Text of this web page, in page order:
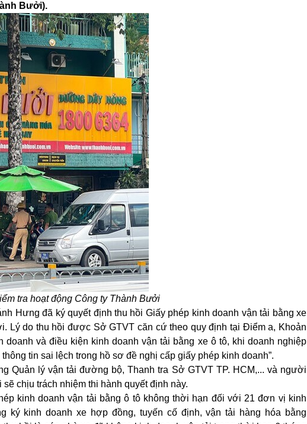
Bưởi).
tra hoạt động Công ty Thành Bưởi
Hưng đã ký quyết định thu hồi Giấy phép kinh doanh vận tải bằng xe
. Lý do thu hồi được Sở GTVT căn cứ theo quy định tại Điểm a, Khoản
và điều kiện kinh doanh vận tải bằng xe ô tô, khi doanh nghiệp
tin sai lệch trong hồ sơ đề nghị cấp giấy phép kinh doanh”.
Quản lý vận tải đường bộ, Thanh tra Sở GTVT TP. HCM,... và người
chịu trách nhiệm thi hành quyết định này.
kinh doanh vận tải bằng ô tô không thời hạn đối với 21 đơn vị kinh
ký kinh doanh xe hợp đồng, tuyến cố định, vận tải hàng hóa bằng